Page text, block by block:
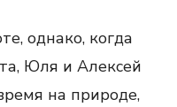
однако, когда
Юля и Алексей
на природе,